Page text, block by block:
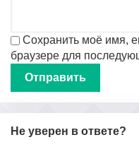
Сохранить моё имя,
браузере для
Не уверен в ответе?